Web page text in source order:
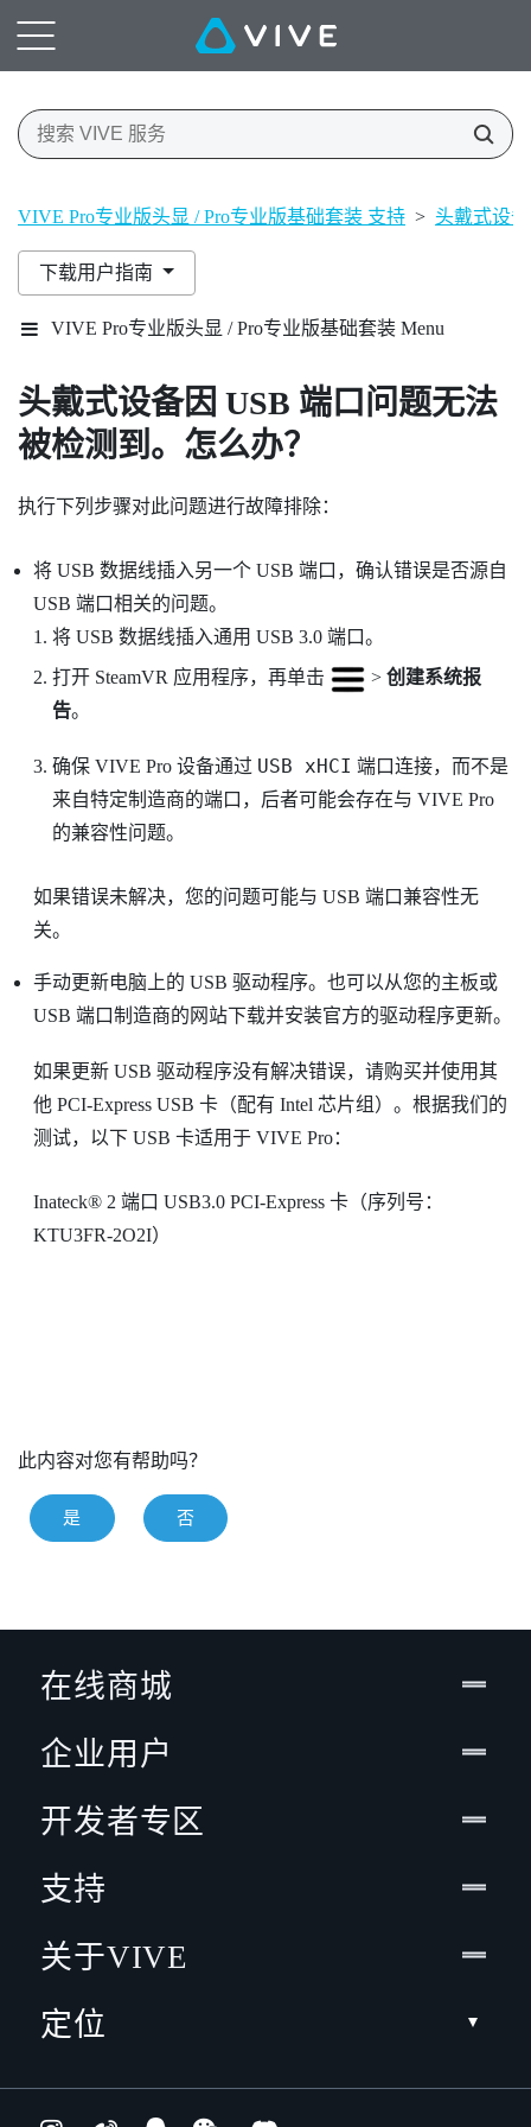
VIVE Pro专业版头显 / Pro专业版基础套装 支持 > 头戴式设
下载用户指南
VIVE Pro专业版头显 / Pro专业版基础套装 Menu
头戴式设备因 USB 端口问题无法
被检测到。怎么办？
执行下列步骤对此问题进行故障排除：
将 USB 数据线插入另一个 USB 端口，确认错误是否源自
USB 端口相关的问题。
将 USB 数据线插入通用 USB 3.0 端口。
打开 SteamVR 应用程序，再单击 > 创建系统报
告。
确保 VIVE Pro设备通过 USB xHCI 端口连接，而不是
来自特定制造商的端口，后者可能会存在与 VIVE Pro
的兼容性问题。
如果错误未解决，您的问题可能与 USB 端口兼容性无
关。
手动更新电脑上的 USB 驱动程序。也可以从您的主板或
USB 端口制造商的网站下载并安装官方的驱动程序更新。
如果更新 USB 驱动程序没有解决错误，请购买并使用其
他 PCI-Express USB 卡（配有 Intel 芯片组）。根据我们的
测试，以下 USB 卡适用于 VIVE Pro：
Inateck®2 端口 USB3.0 PCI-Express 卡（序列号：
KTU3FR-2O2I）
此内容对您有帮助吗？
是 否
在线商城
企业用户
开发者专区
支持
关于VIVE
定位